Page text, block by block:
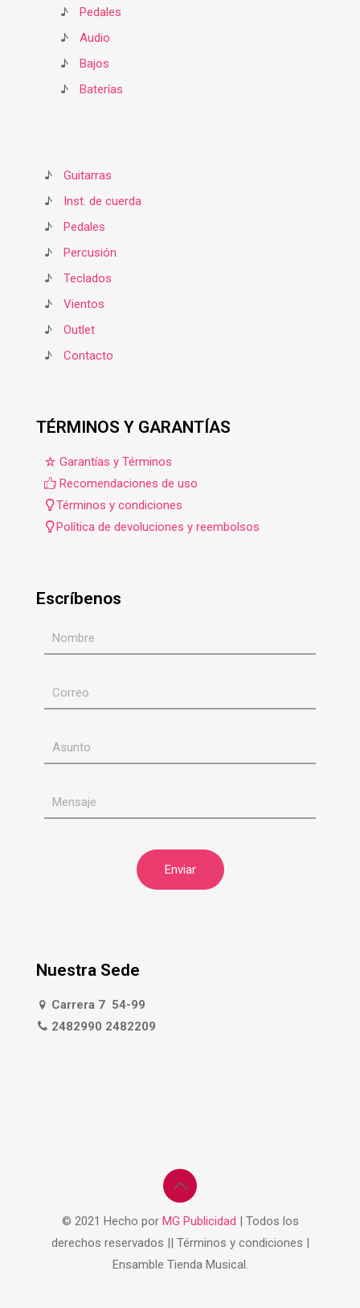
♪
Pedales
♪
Audio
♪
Bajos
♪
Baterías
♪
Guitarras
♪
Inst. de cuerda
♪
Pedales
♪
Percusión
♪
Teclados
♪
Vientos
♪
Outlet
♪
Contacto
TÉRMINOS Y GARANTÍAS
Garantías y Términos
Recomendaciones de uso
Términos y condiciones
Política de devoluciones y reembolsos
Escríbenos
Nuestra Sede
Carrera 7 54-99
2482990 2482209
© 2021 Hecho por MG Publicidad | Todos los
derechos reservados || Términos y condiciones |
Ensamble Tienda Musical.